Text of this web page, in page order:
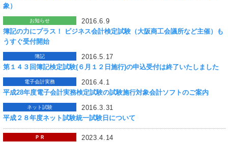
象）
お知らせ
2016.6.9
簿記の力にプラス！ ビジネス会計検定試験（大阪商工会議所など主催）も
うすぐ受付開始
簿記
2016.5.17
第１４３回簿記検定試験(６月１２日施行)の申込受付は終了いたしました
電子会計実務
2016.4.1
平成28年度電子会計実務検定試験の試験施行対象会計ソフトのご案内
ネット試験
2016.3.31
平成２８年度ネット試験統一試験日について
ＰＲ
2023.4.14